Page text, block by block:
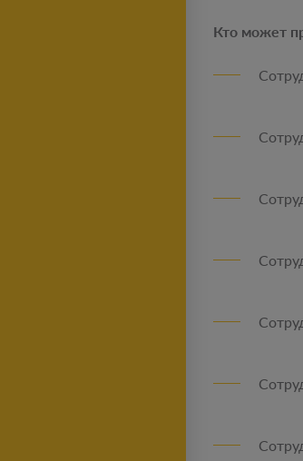
Кто может